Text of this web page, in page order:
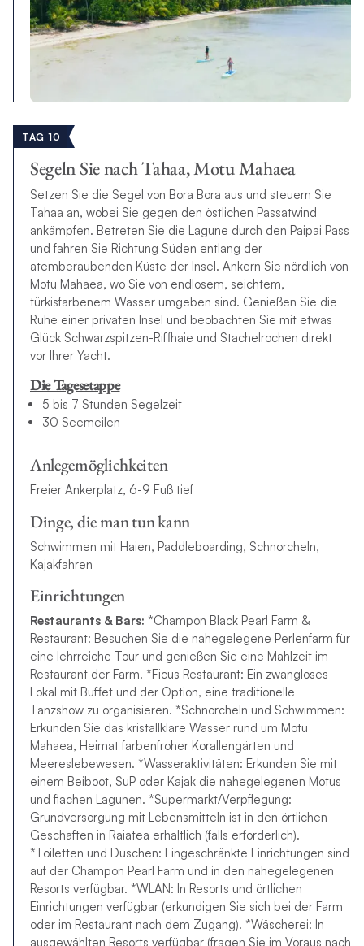
TAG 10
Segeln Sie nach Tahaa, Motu Mahaea
Setzen Sie die Segel von Bora Bora aus und steuern Sie
Tahaa an, wobei Sie gegen den östlichen Passatwind
ankämpfen. Betreten Sie die Lagune durch den Paipai Pass
und fahren Sie Richtung Süden entlang der
atemberaubenden Küste der Insel. Ankern Sie nördlich von
Motu Mahaea, wo Sie von endlosem, seichtem,
türkisfarbenem Wasser umgeben sind. Genießen Sie die
Ruhe einer privaten Insel und beobachten Sie mit etwas
Glück Schwarzspitzen-Riffhaie und Stachelrochen direkt
vor Ihrer Yacht.
Die Tagesetappe
5 bis 7 Stunden Segelzeit
30 Seemeilen
Anlegemöglichkeiten
Freier Ankerplatz, 6-9 Fuß tief
Dinge, die man tun kann
Schwimmen mit Haien, Paddleboarding, Schnorcheln,
Kajakfahren
Einrichtungen
Restaurants & Bars: *Champon Black Pearl Farm &
Restaurant: Besuchen Sie die nahegelegene Perlenfarm für
eine lehrreiche Tour und genießen Sie eine Mahlzeit im
Restaurant der Farm. *Ficus Restaurant: Ein zwangloses
Lokal mit Buffet und der Option, eine traditionelle
Tanzshow zu organisieren. *Schnorcheln und Schwimmen:
Erkunden Sie das kristallklare Wasser rund um Motu
Mahaea, Heimat farbenfroher Korallengärten und
Meereslebewesen. *Wasseraktivitäten: Erkunden Sie mit
einem Beiboot, SuP oder Kajak die nahegelegenen Motus
und flachen Lagunen. *Supermarkt/Verpflegung:
Grundversorgung mit Lebensmitteln ist in den örtlichen
Geschäften in Raiatea erhältlich (falls erforderlich).
*Toiletten und Duschen: Eingeschränkte Einrichtungen sind
auf der Champon Pearl Farm und in den nahegelegenen
Resorts verfügbar. *WLAN: In Resorts und örtlichen
Einrichtungen verfügbar (erkundigen Sie sich bei der Farm
oder im Restaurant nach dem Zugang). *Wäscherei: In
ausgewählten Resorts verfügbar (fragen Sie im Voraus nach